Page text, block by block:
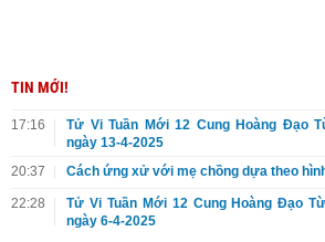
TIN MỚI!
17:16
Tử Vi Tuần Mới 12 Cung Hoàng Đạo
ngày 13-4-2025
20:37
Cách ứng xử với mẹ chồng dựa theo
22:28
Tử Vi Tuần Mới 12 Cung Hoàng Đạo
ngày 6-4-2025